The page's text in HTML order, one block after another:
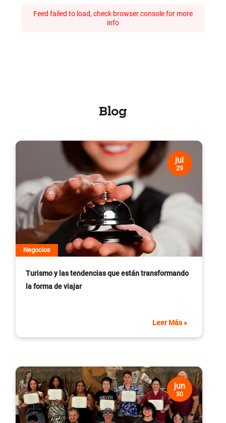
Feed failed to load, check browser console for more
info
Blog
jul
29
Negocios
Turismo y las tendencias que están transformando
la forma de viajar
Leer Más»
jun
30